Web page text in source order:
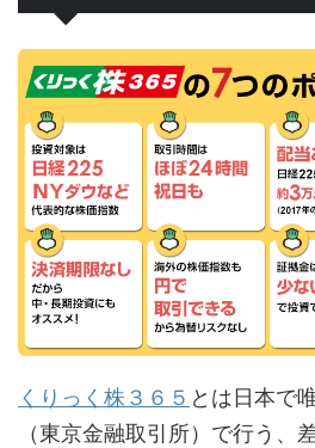
くりっく株３６５ とは日本で
（東京金融取引所）で行う、